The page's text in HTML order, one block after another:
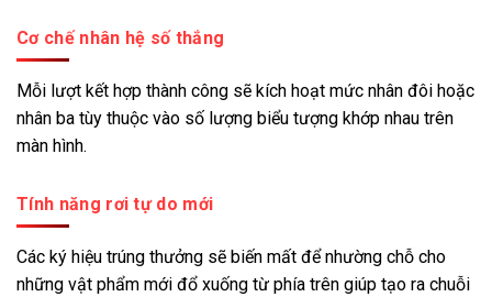
Cơ chế nhân hệ số thắng
Mỗi lượt kết hợp thành công sẽ kích hoạt mức nhân đôi hoặc
nhân ba tùy thuộc vào số lượng biểu tượng khớp nhau trên
màn hình.
Tính năng rơi tự do mới
Các ký hiệu trúng thưởng sẽ biến mất để nhường chỗ cho
những vật phẩm mới đổ xuống từ phía trên giúp tạo ra chuỗi